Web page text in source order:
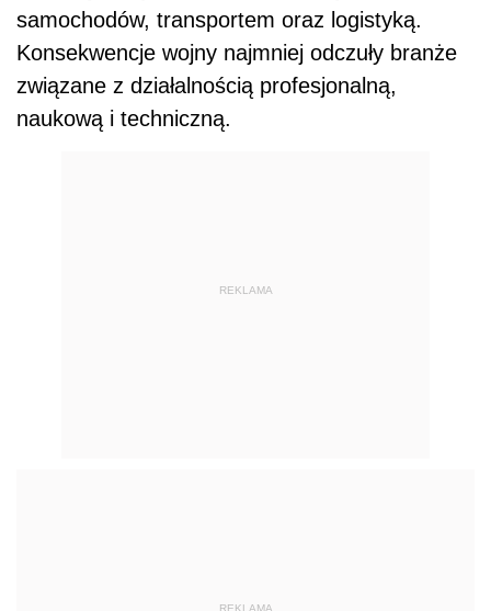
samochodów, transportem oraz logistyką.
Konsekwencje wojny najmniej odczuły branże
związane z działalnością profesjonalną,
naukową i techniczną.
REKLAMA